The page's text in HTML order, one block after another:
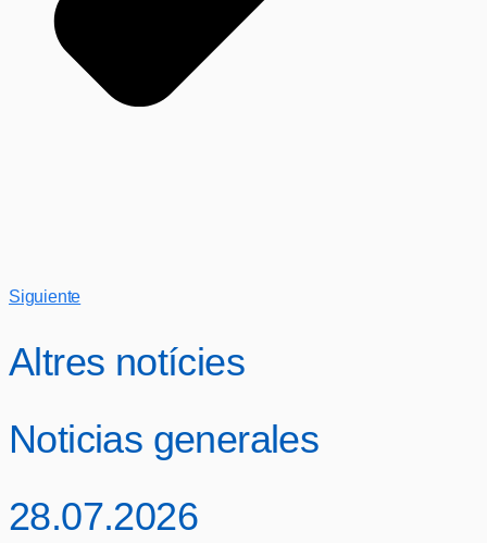
Siguiente
Altres notícies
Noticias generales
28.07.2026